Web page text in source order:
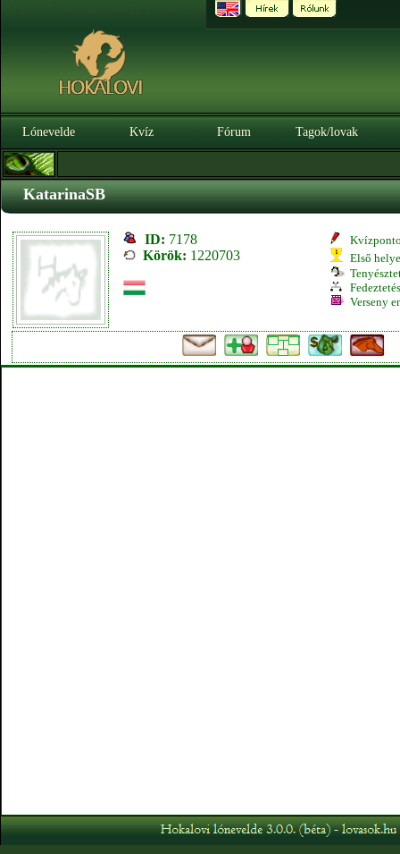
Lónevelde Kvíz Fórum Tagok/lovak
KatarinaSB
ID: 7178
Körök: 1220703
Első
Verseny